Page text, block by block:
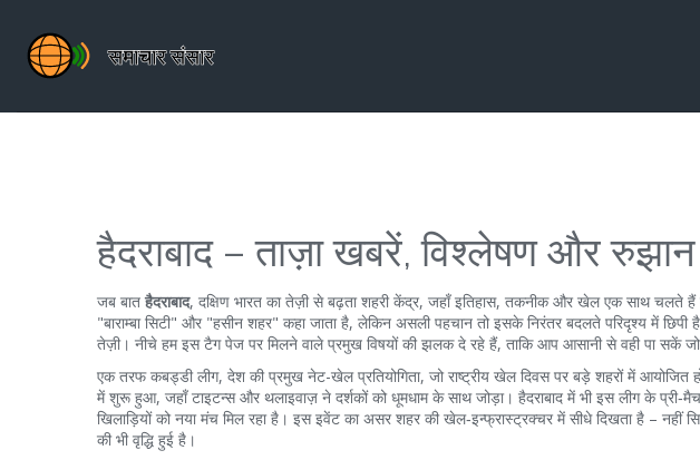
हैदराबाद – ताज़ा खबरें, विश्लेषण और रुझान
जब बात हैदराबाद, दक्षिण भारत का तेज़ी से बढ़ता शहरी केंद्र, जहाँ इतिहास, तकनीक और खेल एक साथ चलते हैं
"बाराम्बा सिटी" और "हसीन शहर" कहा जाता है, लेकिन असली पहचान तो इसके निरंतर बदलते परिदृश्य में छिपी
तेज़ी। नीचे हम इस टैग पेज पर मिलने वाले प्रमुख विषयों की झलक दे रहे हैं, ताकि आप आसानी से वही पा सकें
एक तरफकबड्डी लीग, देश की प्रमुख नेट-खेल प्रतियोगिता, जो राष्ट्रीय खेल दिवस पर बड़े शहरों में आयोजित
में शुरू हुआ, जहाँ टाइटन्स और थलाइवाज़ ने दर्शकों को धूमधाम के साथ जोड़ा। हैदराबाद में भी इस लीग के
खिलाड़ियों को नया मंच मिल रहा है। इस इवेंट का असर शहर की खेल‑इन्फ्रास्ट्रक्चर में सीधे दिखता है – नहीं
की भी वृद्धि हुई है।